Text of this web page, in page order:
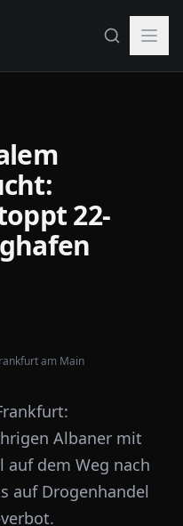
22-
am Main
Albaner mit
dem Weg nach
auf Drogenhandel